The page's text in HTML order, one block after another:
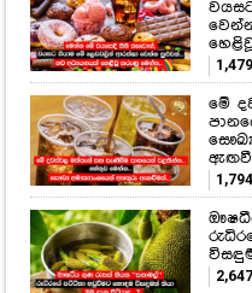
අධි
1,921
1,479
මේ